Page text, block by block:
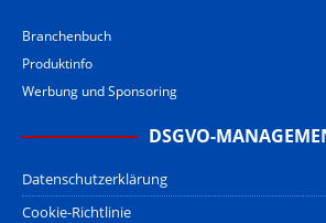
Branchenbuch
Produktinfo
Werbung und Sponsoring
DSGVO-
Datenschutzerklärung
Cookie-Richtlinie